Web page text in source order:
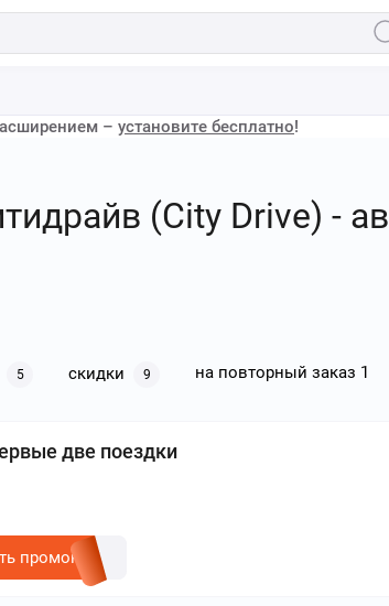
– установите бесплатно!
(City Drive) -
5 скидки 9 на повторный заказ 1
две поездки
промокод